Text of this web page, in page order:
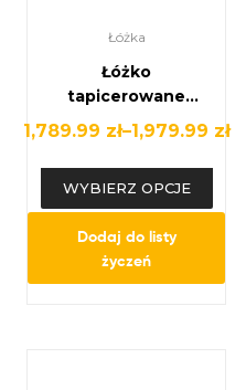
Łóżka
Łóżko
tapicerowane
velvet z wysokim
wezgłowiem i
stelażem – szare
lub beżowe
1,789.99 zł–1,979.99 zł
WYBIERZ OPCJE
Dodaj do listy
życzeń